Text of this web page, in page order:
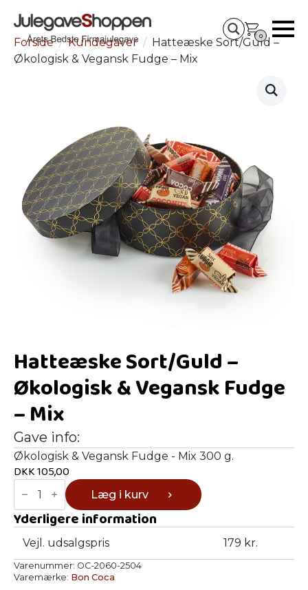
0
Forside Kundegaver
Hatteæske Sort/Guld –
Økologisk & Vegansk Fudge – Mix
Hatteæske Sort/Guld –
Økologisk & Vegansk Fudge
– Mix
Gave info:
Økologisk & Vegansk Fudge - Mix 300 g.
DKK105,00
Hatteæske
Sort/Guld
-
Økologisk
&
Vegansk
Fudge
-
Mix
antal
Læg i kurv
Yderligere information
Vejl. udsalgspris 179 kr.
Varenummer: OC-2060-2504
Varemærke: Bon Coca